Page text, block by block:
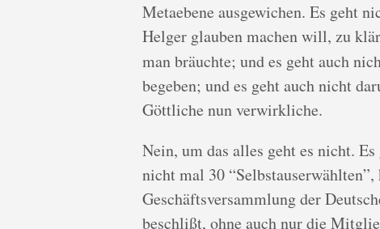
Metaebene ausgewichen. Es geht
Helger glauben machen will, zu
man bräuchte; und es geht auch
begeben; und es geht auch nicht
Göttliche nun verwirkliche.
Nein, um das alles geht es nicht.
nicht mal 30
Geschäftsversammlung der
beschlißt, ohne auch nur die